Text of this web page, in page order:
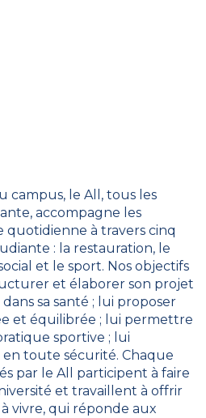
le All, tous les
accompagne les
quotidienne à travers cinq
: la restauration, le
et le sport. Nos objectifs
et élaborer son projet
sa santé ; lui proposer
et équilibrée ; lui permettre
sportive ; lui
toute sécurité. Chaque
par le All participent à faire
et travaillent à offrir
vivre, qui réponde aux